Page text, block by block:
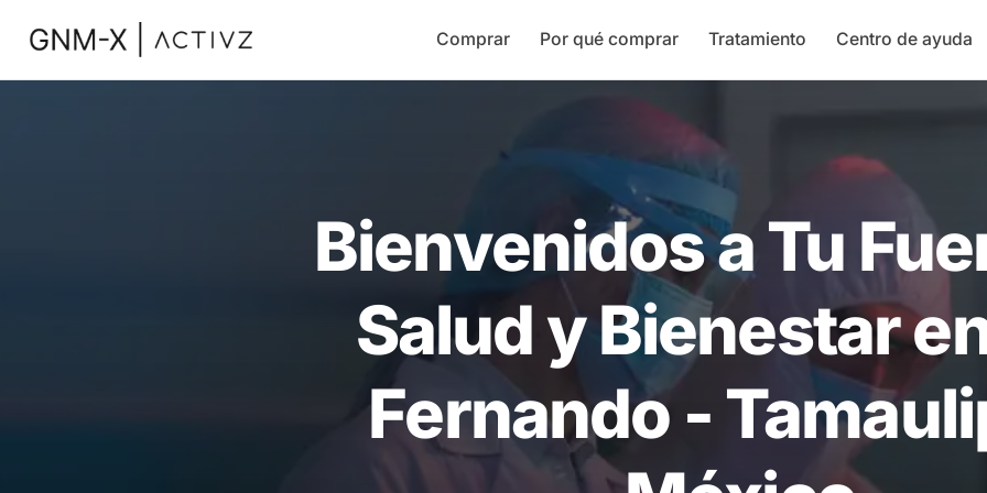
Comprar Por qué comprar Tratamiento Centro de ayuda
Bienvenidos a Tu
Salud y Bienestar
Fernando -